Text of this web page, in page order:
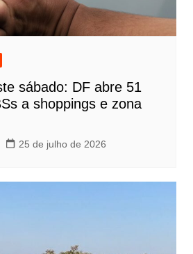
sábado: DF abre 51
a shoppings e zona
25 de julho de 2026